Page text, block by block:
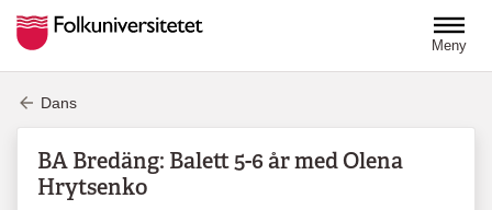
Meny
Dans
BA Bredäng: Balett 5-6 år med Olena
Hrytsenko